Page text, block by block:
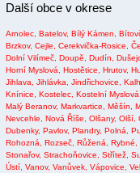
Další obce v okrese
Arnolec, Batelov, Bílý Kámen,
Brzkov, Cejle, Cerekvička-Rosice,
Dolní Vilímeč, Doupě, Dudín,
Horní Myslová,
Hostětice, Hrutov,
Jihlava,
Jihlávka, Jindřichovice,
Knínice,
Kostelec, Kostelní Myslová,
Malý Beranov, Markvartice, Měšín,
Nevcehle,
Nová Říše, Olšany, Olší,
Dubenky, Pavlov, Plandry, Polná,
Rohozná,
Rozseč, Růžená, Rybné,
Stonařov, Strachoňovice, Střítež,
Ústí, Vanov, Vanůvek, Vápovice,